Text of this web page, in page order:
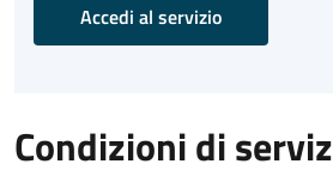
Accedi al servizio
Condizioni di